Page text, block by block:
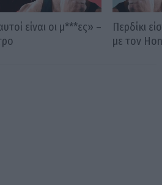
είναι οι μ***ες» –
Περδίκι
με τον